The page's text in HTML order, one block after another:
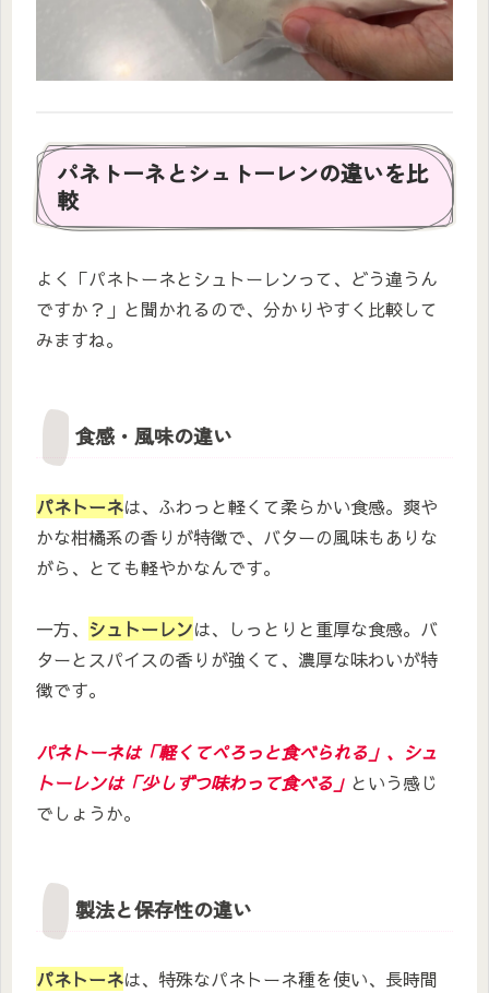
パネトーネとシュトーレンの違いを比
較
よく「パネトーネとシュトーレンって、どう違うん
ですか？」と聞かれるので、分かりやすく比較して
みますね。
食感・風味の違い
パネトーネは、ふわっと軽くて柔らかい食感。爽や
かな柑橘系の香りが特徴で、バターの風味もありな
がら、とても軽やかなんです。
一方、 シュトーレンは、しっとりと重厚な食感。バ
ターとスパイスの香りが強くて、濃厚な味わいが特
徴です。
パネトーネは「軽くてぺろっと食べられる」、シュ
トーレンは「少しずつ味わって食べる」 という感じ
でしょうか。
製法と保存性の違い
パネトーネは、特殊なパネトーネ種を使い、長時間